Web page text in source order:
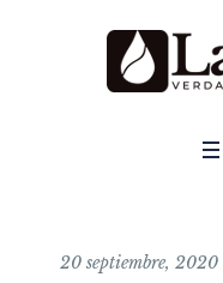
20 septiembre, 2020